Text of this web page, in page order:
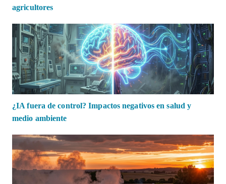
agricultores
¿IA fuera de control? Impactos negativos en salud y
medio ambiente